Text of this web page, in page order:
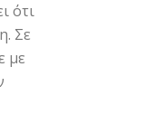
ότι
Σε
με